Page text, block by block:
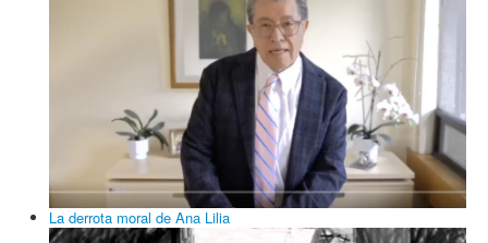
La derrota moral de Ana Lilia